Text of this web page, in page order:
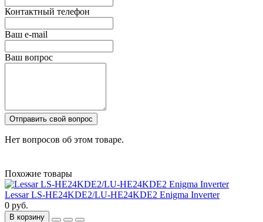
Контактный телефон
Ваш e-mail
Ваш вопрос
Отправить свой вопрос
Нет вопросов об этом товаре.
Похожие товары
Lessar LS-HE24KDE2/LU-HE24KDE2 Enigma Inverter
0 руб.
В корзину